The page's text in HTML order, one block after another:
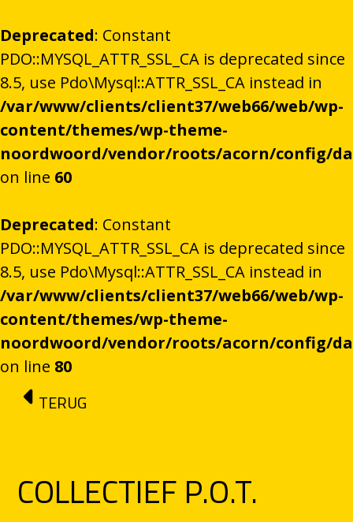
Deprecated: Constant
PDO::MYSQL_ATTR_SSL_CA is deprecated since
8.5, use Pdo\Mysql::ATTR_SSL_CA instead in
/var/www/clients/client37/web66/web/wp-
content/themes/wp-theme-
noordwoord/vendor/roots/acorn/config/
on line 60
Deprecated: Constant
PDO::MYSQL_ATTR_SSL_CA is deprecated since
8.5, use Pdo\Mysql::ATTR_SSL_CA instead in
/var/www/clients/client37/web66/web/wp-
content/themes/wp-theme-
noordwoord/vendor/roots/acorn/config/
on line 80
Ga naar de inhoud
TERUG
COLLECTIEF P.O.T.